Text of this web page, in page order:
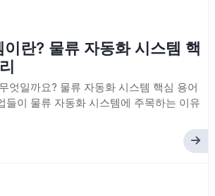
란? 물류 자동화 시스템 핵
엇일까요? 물류 자동화 시스템 핵심 용어
들이 물류 자동화 시스템에 주목하는 이유